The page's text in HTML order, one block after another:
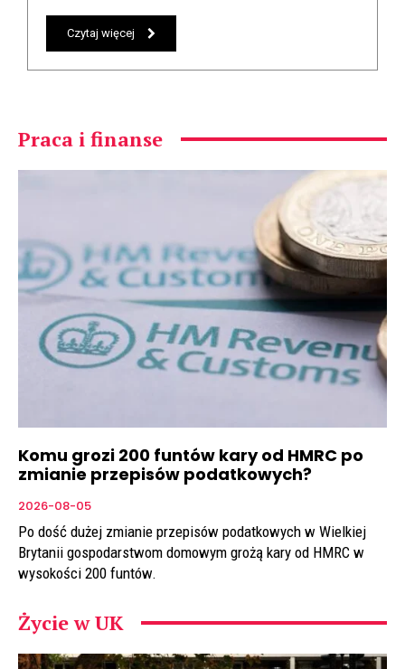
Czytaj więcej
Praca i finanse
Komu grozi 200 funtów kary od HMRC po
zmianie przepisów podatkowych?
2026-08-05
Po dość dużej zmianie przepisów podatkowych w Wielkiej
Brytanii gospodarstwom domowym grożą kary od HMRC w
wysokości 200 funtów.
Życie w UK